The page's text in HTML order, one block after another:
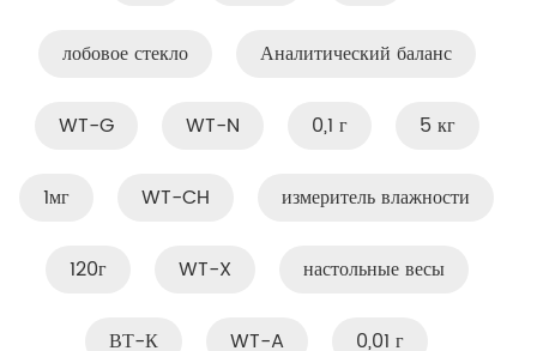
лобовое стекло Аналитический баланс
WT-G WT-N 0,1 г 5 кг
1мг WT-CH измеритель влажности
120г WT-X настольные весы
ВТ-К WT-A 0,01 г